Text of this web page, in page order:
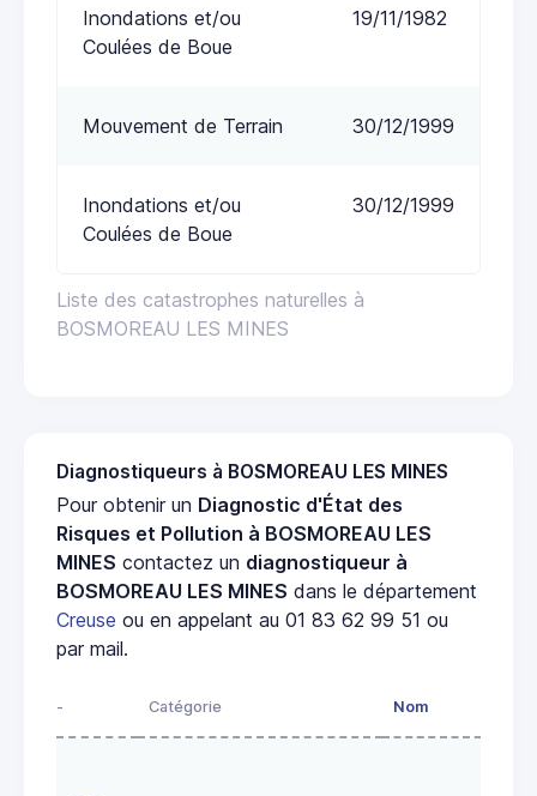
Liste des catastrophes naturelles à
BOSMOREAU LES MINES
Inondations et/ou
Coulées de Boue
19/11/1982
Mouvement de Terrain 30/12/1999
Inondations et/ou
Coulées de Boue
30/12/1999
Diagnostiqueurs à BOSMOREAU LES MINES
Pour obtenir un Diagnostic d'État des
Risques et Pollution à BOSMOREAU LES
MINES contactez un diagnostiqueur à
BOSMOREAU LES MINES dans le département
Creuse ou en appelant au 01 83 62 99 51 ou
par mail.
- Catégorie Nom